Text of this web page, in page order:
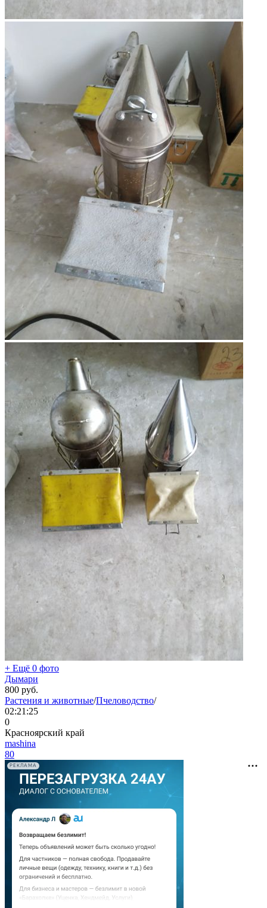
+ Ещё 0 фото
Дымари
800 руб.
Растения и животные/Пчеловодство/
02:21:25
0
Красноярский край
mashina
80
РЕКЛАМА